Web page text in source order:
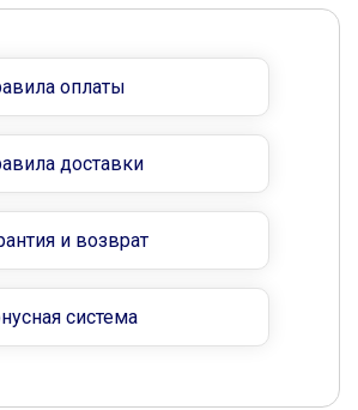
оплаты
доставки
и возврат
система